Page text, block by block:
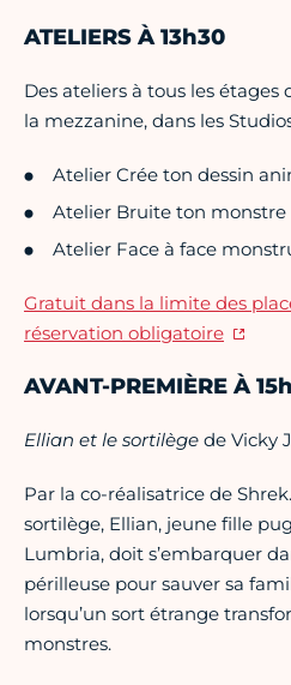
ATELIERS À 13h30
Des ateliers à tous les
la mezzanine, dans les
Atelier Crée ton dessin
Atelier Bruite ton monstre
Atelier Face à face
Gratuit dans la limite des
réservation obligatoire
AVANT-PREMIÈRE À 15h
Ellian et le sortilège de Vicky
Par la co-réalisatrice de
sortilège, Ellian, jeune fille
Lumbria, doit s’embarquer
périlleuse pour sauver sa
lorsqu’un sort étrange
monstres.